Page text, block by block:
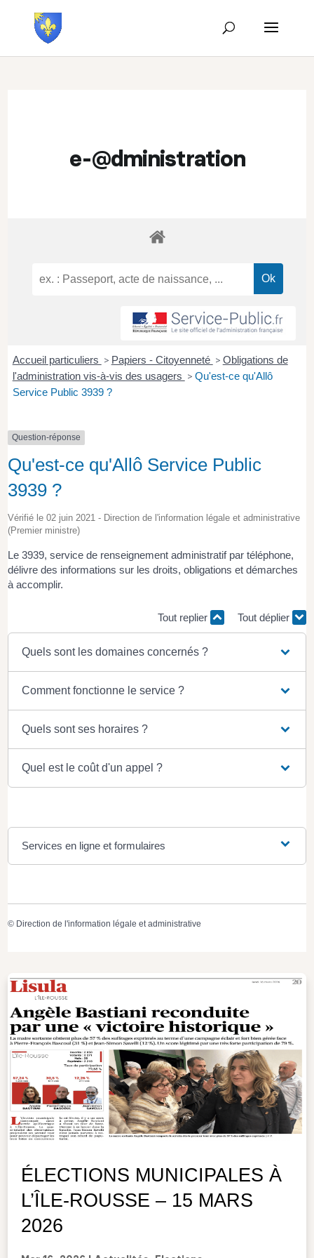
e-@dministration
Accueil particuliers > Papiers - Citoyenneté > Obligations de
l'administration vis-à-vis des usagers > Qu'est-ce qu'Allô
Service Public 3939 ?
Question-réponse
Qu'est-ce qu'Allô Service Public
3939 ?
Vérifié le 02 juin 2021 - Direction de l'information légale et administrative
(Premier ministre)
Le 3939, service de renseignement administratif par téléphone,
délivre des informations sur les droits, obligations et démarches
à accomplir.
Tout replier Tout déplier
Quels sont les domaines concernés ?
Comment fonctionne le service ?
Quels sont ses horaires ?
Quel est le coût d'un appel ?
Services en ligne et formulaires
© Direction de l'information légale et administrative
ÉLECTIONS MUNICIPALES À
L’ÎLE-ROUSSE – 15 MARS
2026